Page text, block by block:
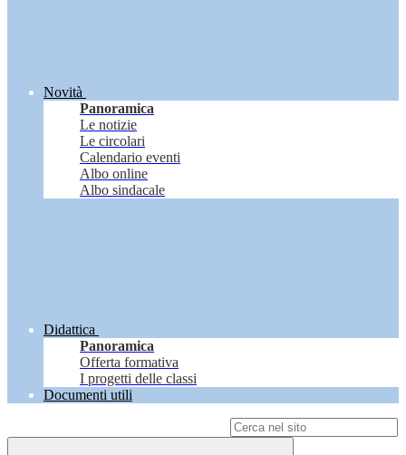
Novità
Panoramica
Le notizie
Le circolari
Calendario eventi
Albo online
Albo sindacale
Didattica
Panoramica
Offerta formativa
I progetti delle classi
Documenti utili